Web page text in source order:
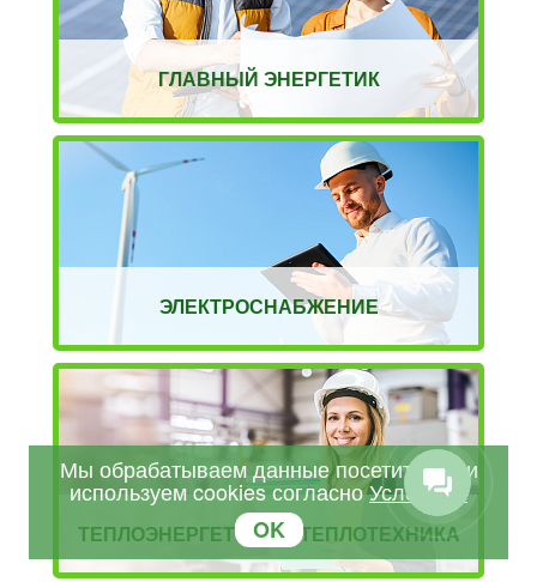
ГЛАВНЫЙ ЭНЕРГЕТИК
ЭЛЕКТРОСНАБЖЕНИЕ
ТЕПЛОЭНЕРГЕТИКА И ТЕПЛОТЕХНИКА
Мы обрабатываем данные посетителей и
используем cookies согласноУсловиям
OK